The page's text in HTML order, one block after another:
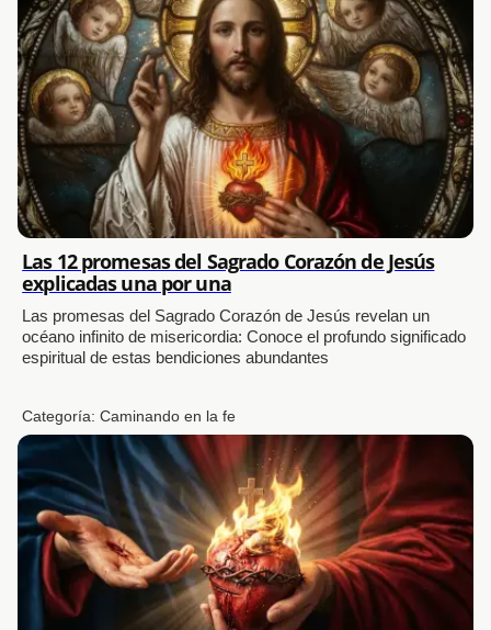
Las 12 promesas del Sagrado Corazón de Jesús
explicadas una por una
Las promesas del Sagrado Corazón de Jesús revelan un
océano infinito de misericordia: Conoce el profundo significado
espiritual de estas bendiciones abundantes
Categoría:Caminando en la fe